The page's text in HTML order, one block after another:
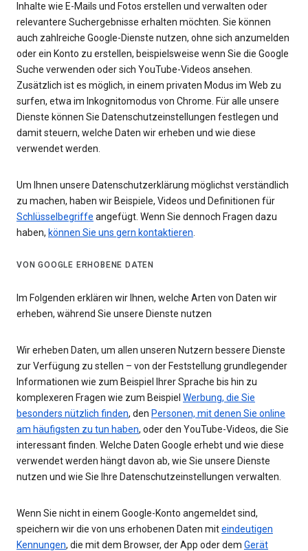
Inhalte wie E-Mails und Fotos erstellen und verwalten oder
relevantere Suchergebnisse erhalten möchten. Sie können
auch zahlreiche Google-Dienste nutzen, ohne sich anzumelden
oder ein Konto zu erstellen, beispielsweise wenn Sie die Google
Suche verwenden oder sich YouTube-Videos ansehen.
Zusätzlich ist es möglich, in einem privaten Modus im Web zu
surfen, etwa im Inkognitomodus von Chrome. Für alle unsere
Dienste können Sie Datenschutzeinstellungen festlegen und
damit steuern, welche Daten wir erheben und wie diese
verwendet werden.
Um Ihnen unsere Datenschutzerklärung möglichst verständlich
zu machen, haben wir Beispiele, Videos und Definitionen für
Schlüsselbegriffe angefügt. Wenn Sie dennoch Fragen dazu
haben, können Sie uns gern kontaktieren.
VON GOOGLE ERHOBENE DATEN
Im Folgenden erklären wir Ihnen, welche Arten von Daten wir
erheben, während Sie unsere Dienste nutzen
Wir erheben Daten, um allen unseren Nutzern bessere Dienste
zur Verfügung zu stellen – von der Feststellung grundlegender
Informationen wie zum Beispiel Ihrer Sprache bis hin zu
komplexeren Fragen wie zum Beispiel Werbung, die Sie
besonders nützlich finden, den Personen, mit denen Sie online
am häufigsten zu tun haben, oder den YouTube-Videos, die Sie
interessant finden. Welche Daten Google erhebt und wie diese
verwendet werden hängt davon ab, wie Sie unsere Dienste
nutzen und wie Sie Ihre Datenschutzeinstellungen verwalten.
Wenn Sie nicht in einem Google-Konto angemeldet sind,
speichern wir die von uns erhobenen Daten miteindeutigen
Kennungen, die mit dem Browser, der App oder dem Gerät